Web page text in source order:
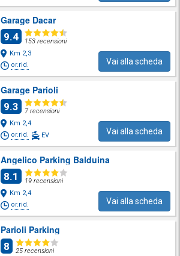
Garage Dacar
9.4
153 recensioni
Km 2,3
or.rid.
Vai alla scheda
Garage Parioli
9.3
7 recensioni
Km 2,4
or.rid.
EV Vai alla scheda
Angelico Parking Balduina
8.1
19 recensioni
Km 2,4
or.rid.
Vai alla scheda
Parioli Parking
8
25 recensioni